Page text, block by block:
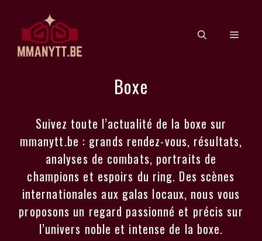
contenu
Boxe
Suivez toute l’actualité de la boxe sur
mmanytt.be : grands rendez-vous, résultats,
analyses de combats, portraits de
champions et espoirs du ring. Des scènes
internationales aux galas locaux, nous vous
proposons un regard passionné et précis sur
l’univers noble et intense de la boxe.